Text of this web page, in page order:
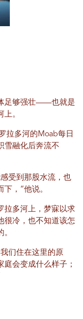
足够强壮——也就是
。
拉多河的Moab每日
雪融化后奔流不
受到那股水流，也
下，”他说。
拉多河上，梦寐以求
很冷，也不知道该怎
们住在这里的原
会变成什么样子；